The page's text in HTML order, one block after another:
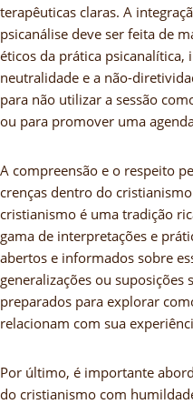
terapêuticas claras. A
psicanálise deve ser feita de
éticos da prática
neutralidade e a não-
para não utilizar a sessão
ou para promover uma
A compreensão e o respeito
crenças dentro do
cristianismo é uma tradição
gama de interpretações e
abertos e informados sobre
generalizações ou suposições
preparados para explorar
relacionam com sua
Por último, é importante
do cristianismo com